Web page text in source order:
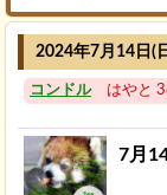
2024年7月14日(
コンドル はやと
7月